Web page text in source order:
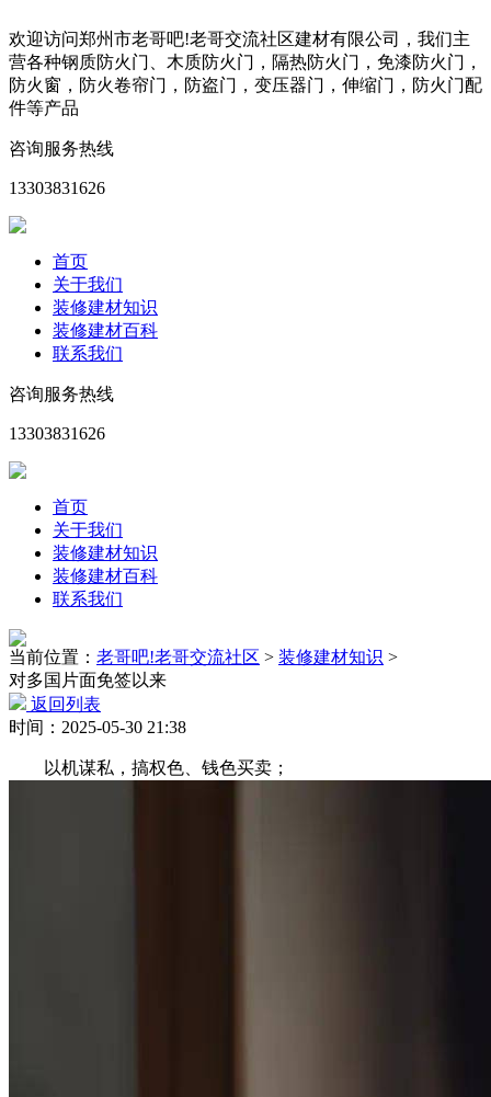
欢迎访问郑州市老哥吧!老哥交流社区建材有限公司，我们主
营各种钢质防火门、木质防火门，隔热防火门，免漆防火门，
防火窗，防火卷帘门，防盗门，变压器门，伸缩门，防火门配
件等产品
咨询服务热线
13303831626
首页
关于我们
装修建材知识
装修建材百科
联系我们
咨询服务热线
13303831626
首页
关于我们
装修建材知识
装修建材百科
联系我们
当前位置： 老哥吧!老哥交流社区 > 装修建材知识 >
对多国片面免签以来
返回列表
时间：2025-05-30 21:38
以机谋私，搞权色、钱色买卖；